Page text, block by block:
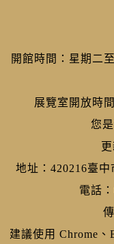
開館時間：星期二
展覽室開放時
您
地址：420216臺
電話
建議使用 Chrome